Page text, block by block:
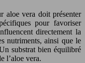
aloe vera doit présenter
pour favoriser
directement la
nutriments, ainsi que le
substrat bien équilibré
l’aloe vera.